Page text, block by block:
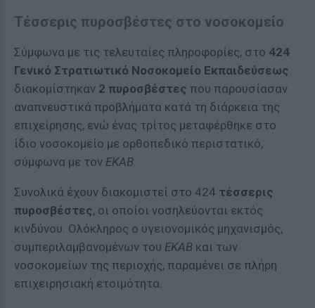
Τέσσερις πυροσβέστες στο νοσοκομείο
Σύμφωνα με τις τελευταίες πληροφορίες, στο 424
Γενικό Στρατιωτικό Νοσοκομείο Εκπαιδεύσεως
διακομίστηκαν 2 πυροσβέστες που παρουσίασαν
αναπνευστικά προβλήματα κατά τη διάρκεια της
επιχείρησης, ενώ ένας τρίτος μεταφέρθηκε στο
ίδιο νοσοκομείο με ορθοπεδικό περιστατικό,
σύμφωνα με τον ΕΚΑΒ.
Συνολικά έχουν διακομιστεί στο 424 τέσσερις
πυροσβέστες, οι οποίοι νοσηλεύονται εκτός
κινδύνου. Ολόκληρος ο υγειονομικός μηχανισμός,
συμπεριλαμβανομένων του ΕΚΑΒ και των
νοσοκομείων της περιοχής, παραμένει σε πλήρη
επιχειρησιακή ετοιμότητα.